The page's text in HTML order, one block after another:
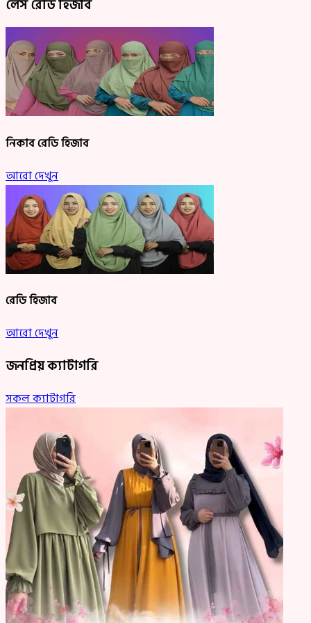
লেস রেডি হিজাব
আরো দেখুন
নিকাব রেডি হিজাব
আরো দেখুন
রেডি হিজাব
আরো দেখুন
জনপ্রিয় ক্যাটাগরি
সকল ক্যাটাগরি